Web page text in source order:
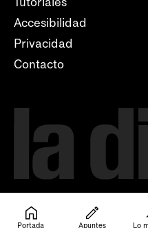
Accesibilidad
Privacidad
Contacto
Portada Apuntes Lo